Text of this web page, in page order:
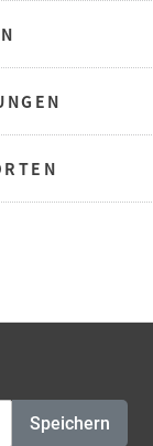
Speichern